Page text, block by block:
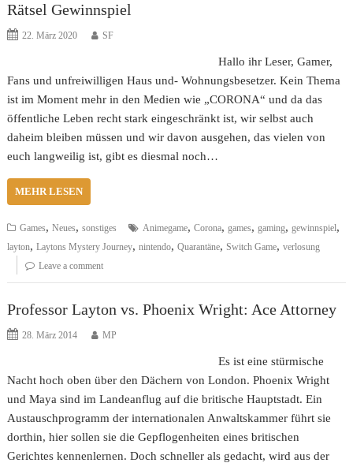
Rätsel Gewinnspiel
22. März 2020 SF
Hallo ihr Leser, Gamer,
Fans und unfreiwilligen Haus und- Wohnungsbesetzer. Kein Thema
ist im Moment mehr in den Medien wie „CORONA“ und da das
öffentliche Leben recht stark eingeschränkt ist, wir selbst auch
daheim bleiben müssen und wir davon ausgehen, das vielen von
euch langweilig ist, gibt es diesmal noch…
MEHR LESEN
Games,Neues,sonstiges Animegame,Corona,games,gaming,gewinnspiel,
layton,Laytons Mystery Journey,nintendo,Quarantäne,Switch Game,verlosung
Leave a comment
Professor Layton vs. Phoenix Wright: Ace Attorney
28. März 2014 MP
Es ist eine stürmische
Nacht hoch oben über den Dächern von London. Phoenix Wright
und Maya sind im Landeanflug auf die britische Hauptstadt. Ein
Austauschprogramm der internationalen Anwaltskammer führt sie
dorthin, hier sollen sie die Gepflogenheiten eines britischen
Gerichtes kennenlernen. Doch schneller als gedacht, wird aus der